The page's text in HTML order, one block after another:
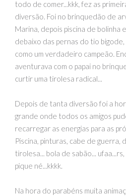
todo de comer...kkk, fez as
diversão. Foi no brinquedão de
Marina, depois piscina de bolinha
debaixo das pernas do tio
como um verdadeiro campeão.
aventurava com o papai no
curtir uma tirolesa radical...
Depois de tanta diversão foi a
grande onde todos os amigos
recarregar as energias para as
Piscina, pinturas, cabe de guerra,
tirolesa... bola de sabão...
pique né...kkkk.
Na hora do parabéns muita